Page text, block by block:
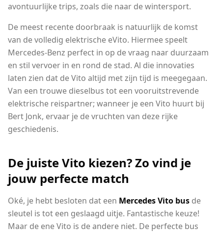
avontuurlijke trips, zoals die naar de wintersport.
De meest recente doorbraak is natuurlijk de komst
van de volledig elektrische eVito. Hiermee speelt
Mercedes-Benz perfect in op de vraag naar duurzaam
en stil vervoer in en rond de stad. Al die innovaties
laten zien dat de Vito altijd met zijn tijd is meegegaan.
Van een trouwe dieselbus tot een vooruitstrevende
elektrische reispartner; wanneer je een Vito huurt bij
Bert Jonk, ervaar je de vruchten van deze rijke
geschiedenis.
De juiste Vito kiezen? Zo vind je
jouw perfecte match
Oké, je hebt besloten dat een Mercedes Vito bus de
sleutel is tot een geslaagd uitje. Fantastische keuze!
Maar de ene Vito is de andere niet. De perfecte bus